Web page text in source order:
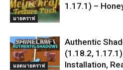
มายคราฟ
1.17.1) –
มอดมายคราฟ
Authentic
(1.18.2,
Installation,